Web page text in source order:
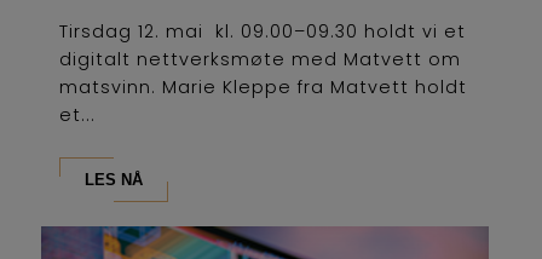
Tirsdag 12. mai kl. 09.00–09.30 holdt vi et
digitalt nettverksmøte med Matvett om
matsvinn. Marie Kleppe fra Matvett holdt
et...
LES NÅ